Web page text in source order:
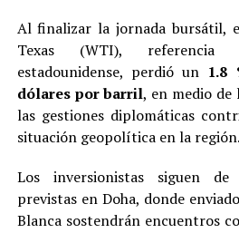
Al finalizar la jornada bursátil,
Texas (WTI),
estadounidense, perdió un 1.8
dólares por barril, en medio de
las gestiones diplomáticas
situación geopolítica en la región.
Los inversionistas siguen
previstas en Doha, donde
Blanca sostendrán encuentros